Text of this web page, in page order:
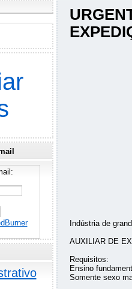
Indústria de
AUXILIAR DE
Requisitos:
Ensino
Somente sexo